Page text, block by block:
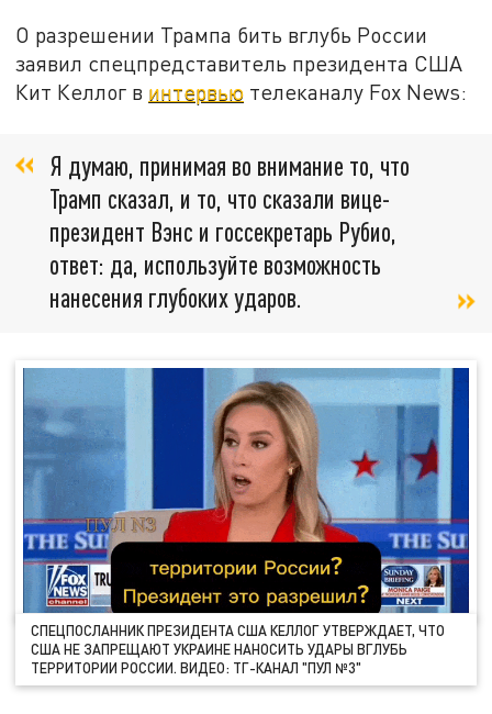
О разрешении Трампа бить вглубь России
заявил спецпредставитель президента США
Кит Келлог в интервью телеканалу Fox News:
Я думаю, принимая во внимание то, что
Трамп сказал, и то, что сказали вице-
президент Вэнс и госсекретарь Рубио,
ответ: да, используйте возможность
нанесения глубоких ударов.
СПЕЦПОСЛАННИК ПРЕЗИДЕНТА США КЕЛЛОГ УТВЕРЖДАЕТ, ЧТО
США НЕ ЗАПРЕЩАЮТ УКРАИНЕ НАНОСИТЬ УДАРЫ ВГЛУБЬ
ТЕРРИТОРИИ РОССИИ. ВИДЕО: ТГ-КАНАЛ "ПУЛ №3"